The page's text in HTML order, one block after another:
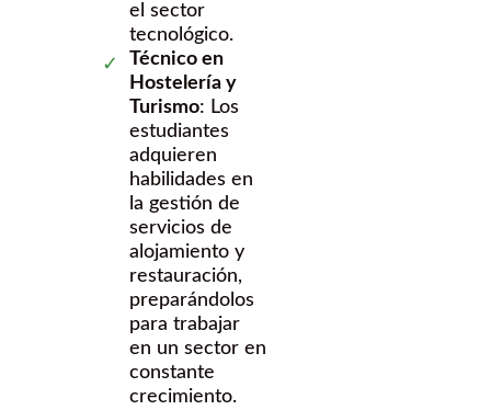
el sector
tecnológico.
Técnico en
Hostelería y
Turismo: Los
estudiantes
adquieren
habilidades en
la gestión de
servicios de
alojamiento y
restauración,
preparándolos
para trabajar
en un sector en
constante
crecimiento.